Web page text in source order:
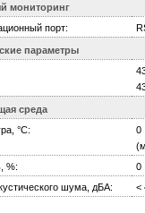
мониторинг
порт:
параметры
среда
°С:
0
%:
0
шума, дБА:
<